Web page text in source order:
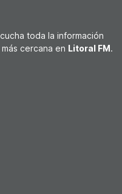
toda la información
cercana en Litoral FM.